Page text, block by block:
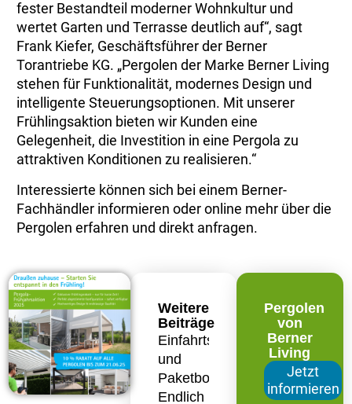
fester Bestandteil moderner Wohnkultur und
wertet Garten und Terrasse deutlich auf“, sagt
Frank Kiefer, Geschäftsführer der Berner
Torantriebe KG. „Pergolen der Marke Berner Living
stehen für Funktionalität, modernes Design und
intelligente Steuerungsoptionen. Mit unserer
Frühlingsaktion bieten wir Kunden eine
Gelegenheit, die Investition in eine Pergola zu
attraktiven Konditionen zu realisieren.“
Interessierte können sich bei einem Berner-
Fachhändler informieren oder online mehr über die
Pergolen erfahren und direkt anfragen.
Weitere
Beiträge
Einfahrtstor
und
Paketbox:
Endlich
Pergolen
von
Berner
Living
Jetzt
informieren